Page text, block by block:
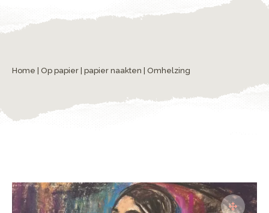
Home Op papier papier naakten | Omhelzing